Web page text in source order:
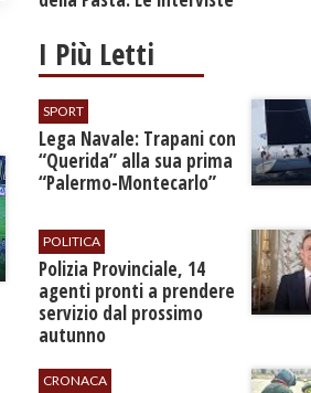
I Più Letti
SPORT
​Lega Navale: Trapani con
“Querida” alla sua prima
“Palermo-Montecarlo”
POLITICA
​Polizia Provinciale, 14
agenti pronti a prendere
servizio dal prossimo
autunno
CRONACA